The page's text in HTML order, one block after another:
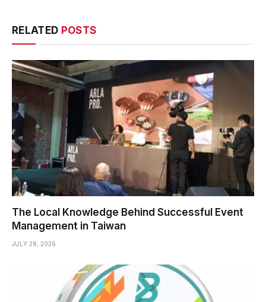
RELATED POSTS
The Local Knowledge Behind Successful Event
Management in Taiwan
JULY 28, 2026